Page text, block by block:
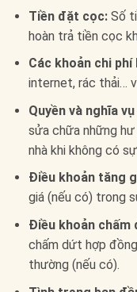
Tiền đặt cọc:Số
hoàn trả tiền cọc
Các khoản chi phí
internet, rác thải…
Quyền và nghĩa
sửa chữa những
nhà khi không có
Điều khoản tăng
giá (nếu có) trong
Điều khoản chấm
chấm dứt hợp
thường (nếu có).